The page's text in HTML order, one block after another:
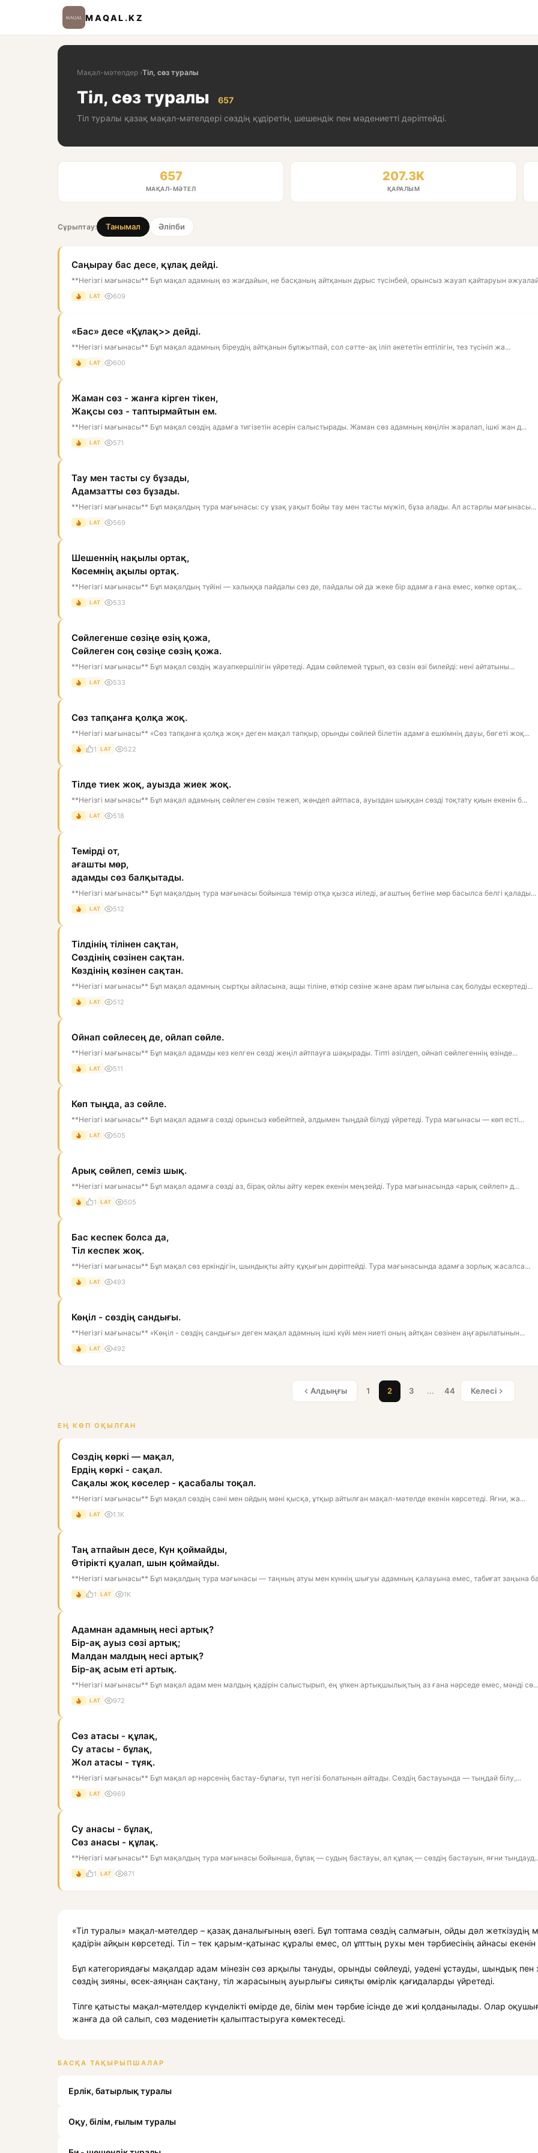
MAQAL.KZ
Мақал-мәтелдер ›Тіл, сөз туралы
Тіл, сөз туралы
657
Тіл туралы қазақ мақал-мәтелдері сөздің құдіретін, шешендік пен мәдениетті дәріптейді.
657
МАҚАЛ-МӘТЕЛ
207.3K
ҚАРАЛЫМ
Сұрыптау: Танымал Әліпби
Саңырау бас десе, құлақ дейді.
**Негізгі мағынасы** Бұл мақал адамның өз жағдайын, не басқаның айтқанын дұрыс түсінбей, орынсыз жауап қайтаруын
LAT 609
«Бас» десе «Құлақ>> дейді.
**Негізгі мағынасы** Бұл мақал адамның біреудің айтқанын бұлжытпай, сол сәтте-ақ іліп әкететін ептілігін, тез түсініп жа...
LAT 600
Жаман сөз - жанға кірген тікен,
Жақсы сөз - таптырмайтын ем.
**Негізгі мағынасы** Бұл мақал сөздің адамға тигізетін әсерін салыстырады. Жаман сөз адамның көңілін жаралап, ішкі жан д...
LAT 571
Тау мен тасты су бұзады,
Адамзатты сөз бұзады.
**Негізгі мағынасы** Бұл мақалдың тура мағынасы: су ұзақ уақыт бойы тау мен тасты мүжіп, бұза алады. Ал астарлы мағынасы...
LAT 569
Шешеннің нақылы ортақ,
Көсемнің ақылы ортақ.
**Негізгі мағынасы** Бұл мақалдың түйіні — халыққа пайдалы сөз де, пайдалы ой да жеке бір адамға ғана емес, көпке ортақ...
LAT 533
Сөйлегенше сөзіңе өзің қожа,
Сөйлеген соң сөзіңе сөзің қожа.
**Негізгі мағынасы** Бұл мақал сөздің жауапкершілігін үйретеді. Адам сөйлемей тұрып, өз сөзін өзі билейді: нені айтатыны...
LAT 533
Сөз тапқанға қолқа жоқ.
**Негізгі мағынасы** «Сөз тапқанға қолқа жоқ» деген мақал тапқыр, орынды сөйлей білетін адамға ешкімнің дауы, бөгеті жоқ...
1 LAT 522
Тілде тиек жоқ, ауызда жиек жоқ.
**Негізгі мағынасы** Бұл мақал адамның сөйлеген сөзін тежеп, жөндеп айтпаса, ауыздан шыққан сөзді тоқтату қиын екенін б...
LAT 518
Темірді от,
ағашты мөр,
адамды сөз балқытады.
**Негізгі мағынасы** Бұл мақалдың тура мағынасы бойынша темір отқа қызса иіледі, ағаштың бетіне мөр басылса белгі қалады...
LAT 512
Тілдінің тілінен сақтан,
Сөздінің сөзінен сақтан.
Көздінің көзінен сақтан.
**Негізгі мағынасы** Бұл мақал адамның сыртқы айласына, ащы тіліне, өткір сөзіне және арам пиғылына сақ болуды ескертеді...
LAT 512
Ойнап сөйлесең де, ойлап сөйле.
**Негізгі мағынасы** Бұл мақал адамды кез келген сөзді жеңіл айтпауға шақырады. Тіпті әзілдеп, ойнап сөйлегеннің өзінде...
LAT 511
Көп тыңда, аз сөйле.
**Негізгі мағынасы** Бұл мақал адамға сөзді орынсыз көбейтпей, алдымен тыңдай білуді үйретеді. Тура мағынасы — көп есті...
LAT 505
Арық сөйлеп, семіз шық.
**Негізгі мағынасы** Бұл мақал адамға сөзді аз, бірақ ойлы айту керек екенін меңзейді. Тура мағынасында «арық сөйлеп» д...
1 LAT 505
Бас кеспек болса да,
Тіл кеспек жоқ.
**Негізгі мағынасы** Бұл мақал сөз еркіндігін, шындықты айту құқығын дәріптейді. Тура мағынасында адамға зорлық жасалса...
LAT 493
Көңіл - сөздің сандығы.
**Негізгі мағынасы** «Көңіл - сөздің сандығы» деген мақал адамның ішкі күйі мен ниеті оның айтқан сөзінен аңғарылатынын...
LAT 492
Алдыңғы 1 2 3 ... 44 Келесі
ЕҢ КӨП ОҚЫЛҒАН
Сөздің көркі — мақал,
Ердің көркі - сақал.
Сақалы жоқ көселер - қасабалы тоқал.
**Негізгі мағынасы** Бұл мақал сөздің сәні мен ойдың мәні қысқа, ұтқыр айтылған мақал-мәтелде екенін көрсетеді. Яғни, жа...
LAT 1.1K
Таң атпайын десе, Күн қоймайды,
Өтірікті қуалап, шын қоймайды.
**Негізгі мағынасы** Бұл мақалдың тура мағынасы — таңның атуы мен күннің шығуы адамның қалауына емес, табиғат заңына
1 LAT 1K
Адамнан адамның несі артық?
Бір-ақ ауыз сөзі артық;
Малдан малдың несі артық?
Бір-ақ асым еті артық.
**Негізгі мағынасы** Бұл мақал адам мен малдың қадірін салыстырып, ең үлкен артықшылықтың аз ғана нәрседе емес, мәнді сө...
LAT 972
Сөз атасы - құлақ,
Су атасы - бұлақ,
Жол атасы - тұяқ.
**Негізгі мағынасы** Бұл мақал әр нәрсенің бастау-бұлағы, түп негізі болатынын айтады. Сөздің бастауында — тыңдай білу,...
LAT 969
Су анасы - бұлақ,
Сөз анасы - құлақ.
**Негізгі мағынасы** Бұл мақалдың тура мағынасы бойынша, бұлақ — судың бастауы, ал құлақ — сөздің бастауын, яғни
1 LAT 871
«Тіл туралы» мақал-мәтелдер – қазақ даналығының өзегі. Бұл топтама сөздің салмағын, ойды дәл жеткізудің
қадірін айқын көрсетеді. Тіл – тек қарым-қатынас құралы емес, ол ұлттың рухы мен тәрбиесінің айнасы
Бұл категориядағы мақалдар адам мінезін сөз арқылы тануды, орынды сөйлеуді, уәдені ұстауды, шындық пен
сөздің зияны, өсек-аяңнан сақтану, тіл жарасының ауырлығы сияқты өмірлік қағидаларды үйретеді.
Тілге қатысты мақал-мәтелдер күнделікті өмірде де, білім мен тәрбие ісінде де жиі қолданылады. Олар
жанға да ой салып, сөз мәдениетін қалыптастыруға көмектеседі.
БАСҚА ТАҚЫРЫПШАЛАР
Ерлік, батырлық туралы
Оқу, білім, ғылым туралы